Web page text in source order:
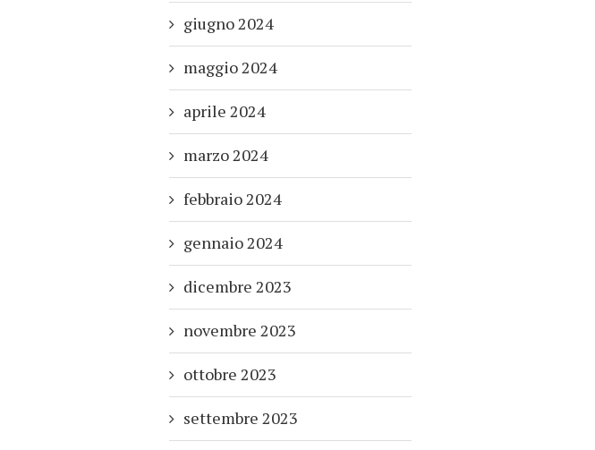
giugno 2024
maggio 2024
aprile 2024
marzo 2024
febbraio 2024
gennaio 2024
dicembre 2023
novembre 2023
ottobre 2023
settembre 2023